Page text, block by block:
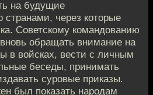
на будущие
через которые
Советскому командованию
обращать внимание на
в войсках, вести с личным
беседы, принимать
суровые приказы.
был показать народам